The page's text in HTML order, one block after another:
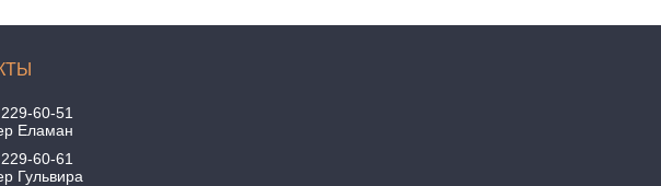
60-51
Еламан
60-61
Гульвира